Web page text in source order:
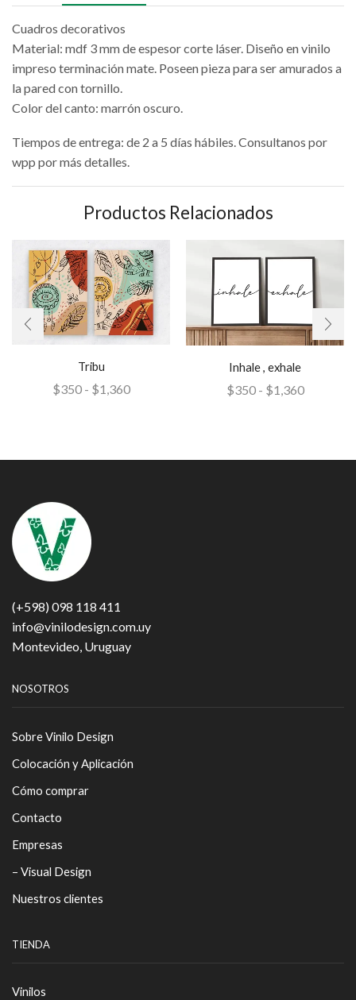
Cuadros decorativos
Material: mdf 3 mm de espesor corte láser. Diseño en vinilo
impreso terminación mate. Poseen pieza para ser amurados a
la pared con tornillo.
Color del canto: marrón oscuro.
Tiempos de entrega: de 2 a 5 días hábiles. Consultanos por
wpp por más detalles.
Productos Relacionados
Tribu
$350 - $1,360
Inhale , exhale
$350 - $1,360
(+598) 098 118 411
info@vinilodesign.com.uy
Montevideo, Uruguay
NOSOTROS
Sobre Vinilo Design
Colocación y Aplicación
Cómo comprar
Contacto
Empresas
– Visual Design
Nuestros clientes
TIENDA
Vinilos